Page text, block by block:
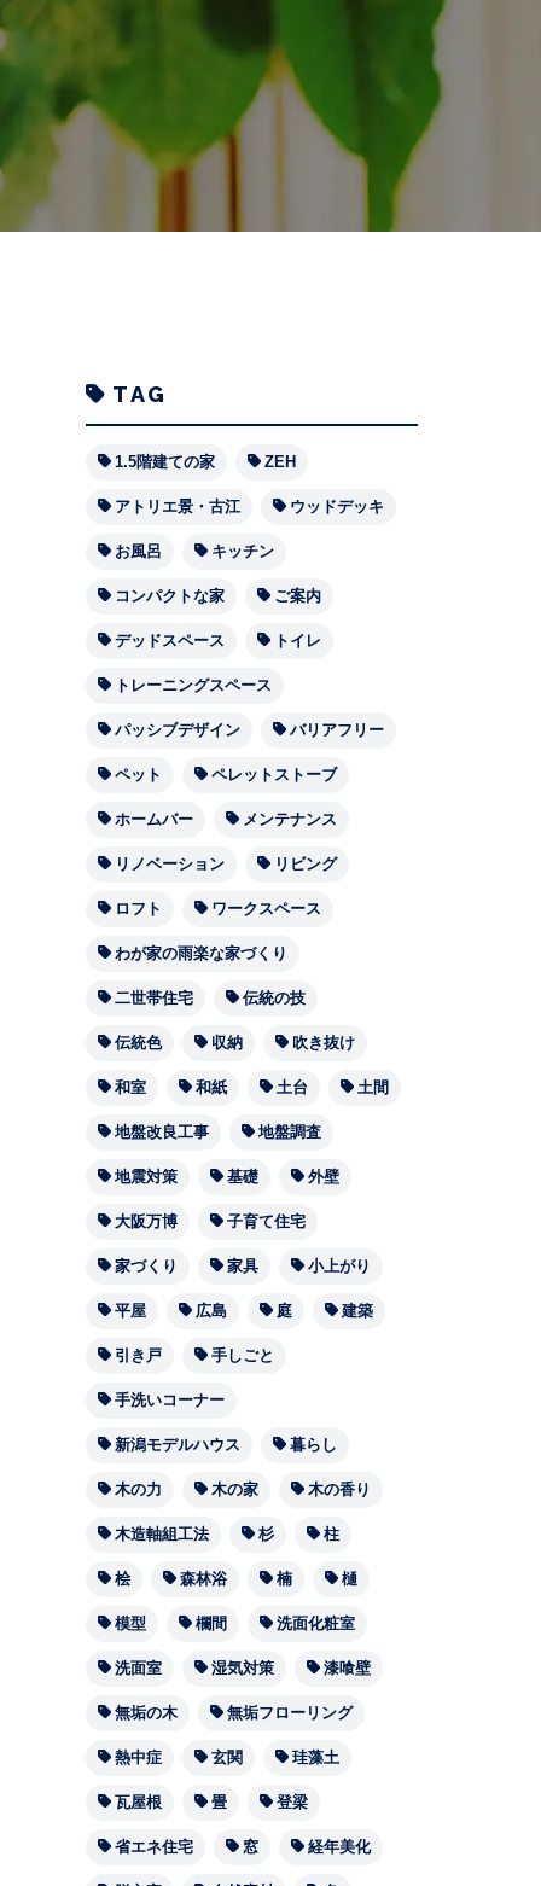
TAG
1.5階建ての家 ZEH
アトリエ景・古江 ウッドデッキ
お風呂 キッチン
コンパクトな家 ご案内
デッドスペース トイレ
トレーニングスペース
パッシブデザイン バリアフリー
ペット ペレットストーブ
ホームバー メンテナンス
リノベーション リビング
ロフト ワークスペース
わが家の雨楽な家づくり
二世帯住宅 伝統の技
伝統色 収納 吹き抜け
和室 和紙 土台 土間
地盤改良工事 地盤調査
地震対策 基礎 外壁
大阪万博 子育て住宅
家づくり 家具 小上がり
平屋 広島 庭 建築
引き戸 手しごと
手洗いコーナー
新潟モデルハウス 暮らし
木の力 木の家 木の香り
木造軸組工法 杉 柱
桧 森林浴 楠 樋
模型 欄間 洗面化粧室
洗面室 湿気対策 漆喰壁
無垢の木 無垢フローリング
熱中症 玄関 珪藻土
瓦屋根 畳 登梁
省エネ住宅 窓 経年美化